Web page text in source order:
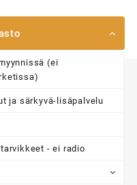
(ei
ja särkyvä-lisäpalvelu
- ei radio